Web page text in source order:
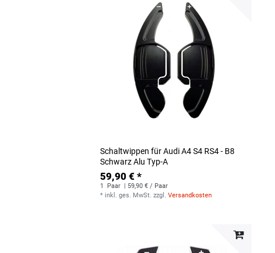
Schaltwippen für Audi A4 S4 RS4 - B8
Schwarz Alu Typ-A
59,90 € *
1 Paar
| 59,90 € / Paar
* inkl. ges. MwSt. zzgl.Versandkosten